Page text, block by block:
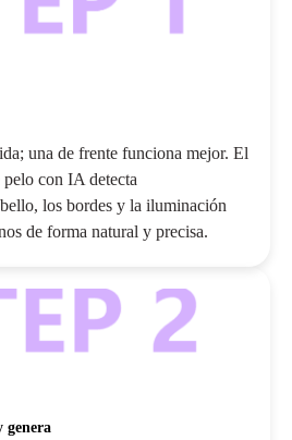
una de frente funciona mejor. El
con IA detecta
los bordes y la iluminación
de forma natural y precisa.
genera